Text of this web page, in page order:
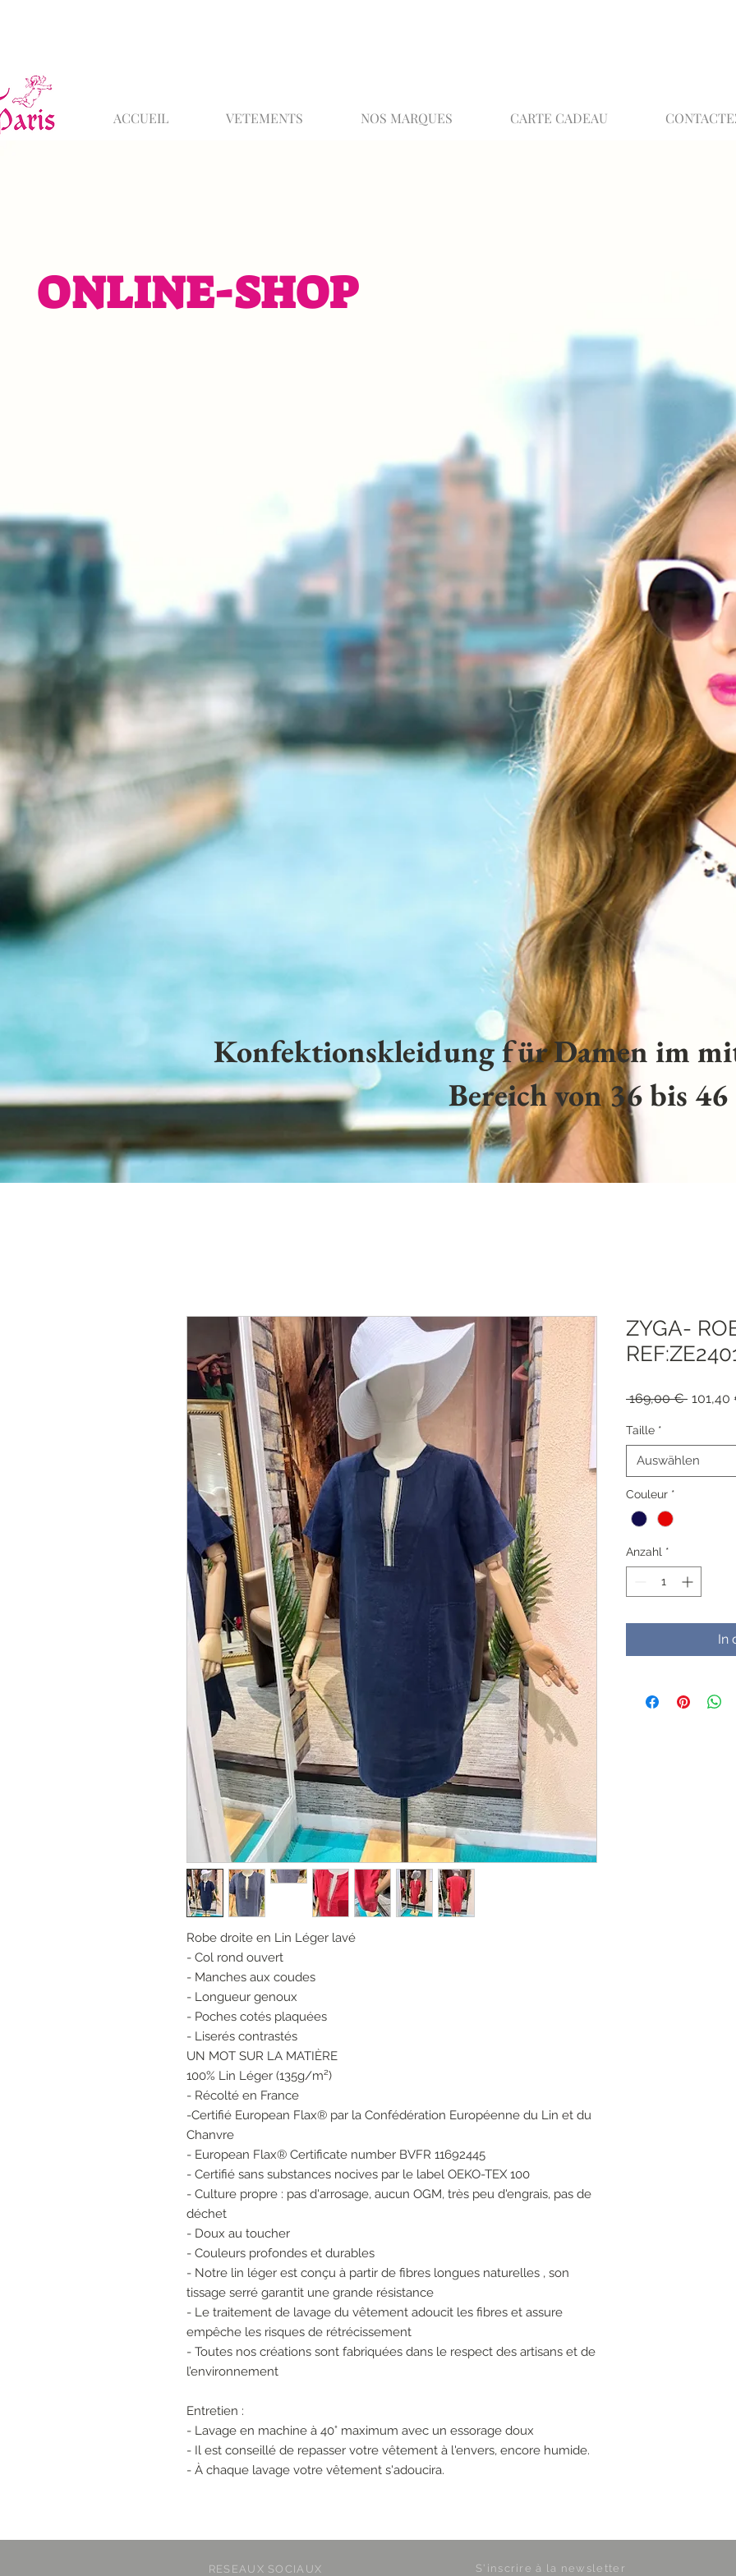
ACCUEIL VETEMENTS NOS MARQUES CARTE CADEAU
ONLINE-SHOP
Konfektionskleidung für Damen im
Bereich von 36 bis 46
Robe droite en Lin Léger lavé
- Col rond ouvert
- Manches aux coudes
- Longueur genoux
- Poches cotés plaquées
- Liserés contrastés
UN MOT SUR LA MATIÈRE
100% Lin Léger (135g/m²)
- Récolté en France
-Certifié European Flax® par la Confédération Européenne du Lin et du
Chanvre
- European Flax® Certificate number BVFR 11692445
- Certifié sans substances nocives par le label OEKO-TEX 100
- Culture propre : pas d'arrosage, aucun OGM, très peu d'engrais, pas de
déchet
- Doux au toucher
- Couleurs profondes et durables
- Notre lin léger est conçu à partir de fibres longues naturelles , son
tissage serré garantit une grande résistance
- Le traitement de lavage du vêtement adoucit les fibres et assure
empêche les risques de rétrécissement
- Toutes nos créations sont fabriquées dans le respect des artisans et de
l’environnement
Entretien :
- Lavage en machine à 40° maximum avec un essorage doux
- Il est conseillé de repasser votre vêtement à l'envers, encore humide.
- À chaque lavage votre vêtement s'adoucira.
ZYGA-
169,00 € 101,40
Taille *
Auswählen
Couleur *
Anzahl *
In
RESEAUX SOCIAUX S'inscrire à la newsletter